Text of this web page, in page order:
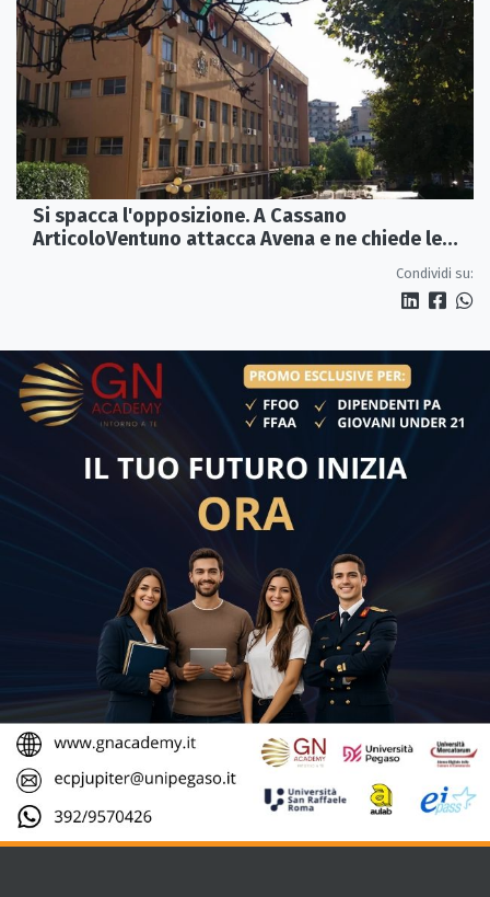
Si spacca l'opposizione. A Cassano
ArticoloVentuno attacca Avena e ne chiede le
Condividi su: